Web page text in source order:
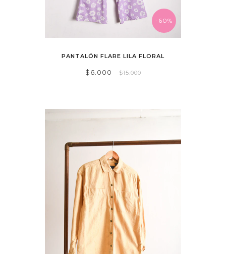
-60%
PANTALÓN FLARE LILA FLORAL
$6.000 $15.000